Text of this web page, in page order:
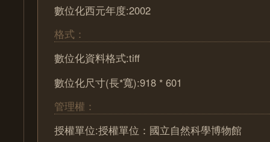
數位化西元年度:2002
格式：
數位化資料格式:tiff
數位化尺寸(長*寬):918 * 601
管理權：
授權單位:授權單位：國立自然科學博物館